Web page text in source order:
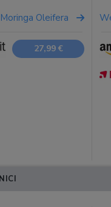
Oleifera
27,99 €